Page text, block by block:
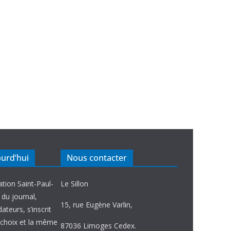
Saint-Paul-
journal,
s’inscrit
et la même
Nous contacter
Le Sillon
15, rue Eugène Varlin,
87036 Limoges Cedex.